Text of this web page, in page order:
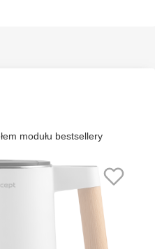
modułu bestsellery